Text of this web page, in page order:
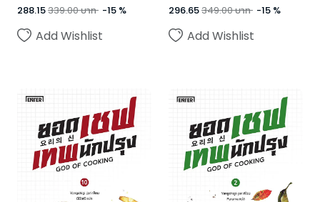
288.15339.00บาท -15 %
Add Wishlist
296.65349.00บาท -15 %
Add Wishlist